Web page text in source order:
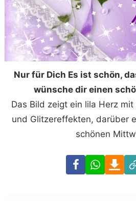
Nur für Dich Es ist schön,
wünsche dir einen
Das Bild zeigt ein lila Herz
und Glitzereffekten, darüber
schönen
Facebook